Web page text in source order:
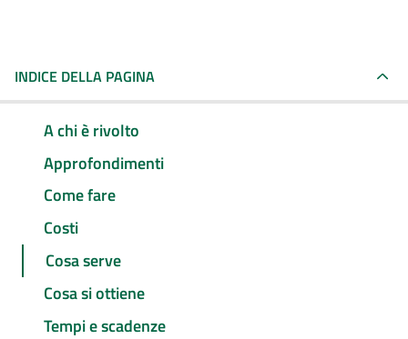
INDICE DELLA PAGINA
A chi è rivolto
Approfondimenti
Come fare
Costi
Cosa serve
Cosa si ottiene
Tempi e scadenze